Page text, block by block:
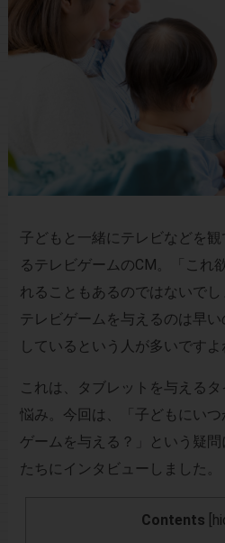
子どもと一緒にテレビなどを
るテレビゲームのCM。「これ
れることもあるのではないで
テレビゲームを与えるのは早
しているという人が多いですよ
これは、タブレットを与える
悩み。今回は、「子どもにい
ゲームを与える？」という疑
たちにインタビューしました。
Contents